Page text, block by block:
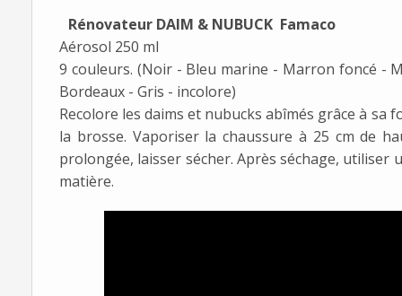
Rénovateur DAIM & NUBUCK Famaco
Aérosol 250 ml
9 couleurs. (Noir - Bleu marine - Marron foncé -
Bordeaux - Gris - incolore)
Recolore les daims et nubucks abîmés grâce à
la brosse. Vaporiser la chaussure à 25 cm de
prolongée, laisser sécher. Après séchage,
matière.